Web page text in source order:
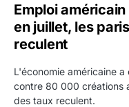
Emploi
en juillet, les
reculent
L'économie américaine
contre 80 000 créations
des taux reculent.